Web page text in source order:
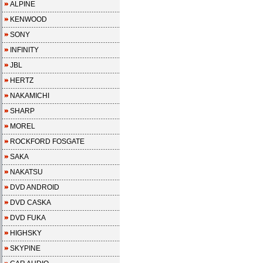
ALPINE
KENWOOD
SONY
INFINITY
JBL
HERTZ
NAKAMICHI
SHARP
MOREL
ROCKFORD FOSGATE
SAKA
NAKATSU
DVD ANDROID
DVD CASKA
DVD FUKA
HIGHSKY
SKYPINE